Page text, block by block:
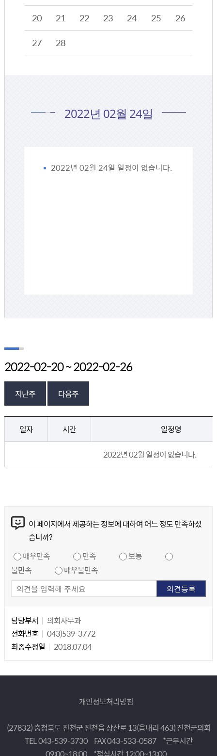
20
21 22 23 24 25
26
27
28
2022년 02월 24일
2022년 02월 24일 일정이 없습니다.
2022-02-20 ~ 2022-02-26
지난주 다음주
일자 시간 일정명
2022년 02월 일정이 없습니다.
이 페이지에서 제공하는 정보에 대하여 어느 정도 만족하셨
습니까?
매우만족 만족
보통
불만족
매우불만족
담당부서
의회사무과
전화번호
043)539-3772
최종수정일
2018.07.04
개인정보처리방침
(27832) 충청북도 진천군 진천읍 상산로 13(읍내리 463) 진천군의회
TEL 043-539-3730 FAX 043-533-0587
*근무시간